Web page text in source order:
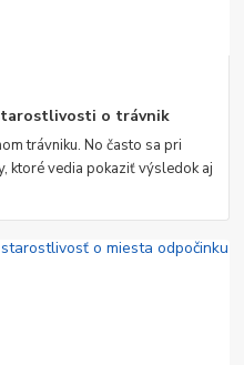
o trávnik
trávniku. No často sa pri
ktoré vedia pokaziť výsledok aj